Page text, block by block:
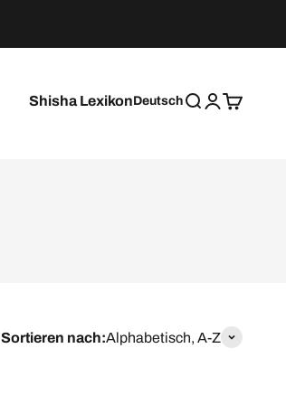
Shisha LexikonDeutschSucheAnmelden
Sortieren nach:Alphabetisch, A-Z